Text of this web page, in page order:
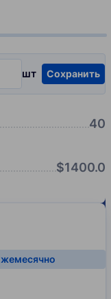
шт Сохранить
40
$1400.0